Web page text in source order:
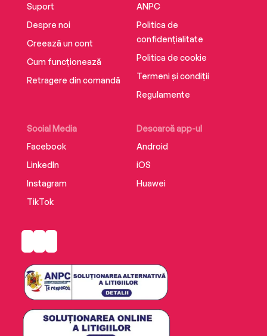
Suport
Despre noi
Creează un cont
Cum funcționează
Retragere din comandă
Social Media
Facebook
LinkedIn
Instagram
TikTok
Descarcă app-ul
Android
iOS
Huawei
ANPC
Politica de
confidențialitate
Politica de cookie
Termeni și condiții
Regulamente